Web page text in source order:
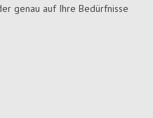
genau auf Ihre Bedürfnisse